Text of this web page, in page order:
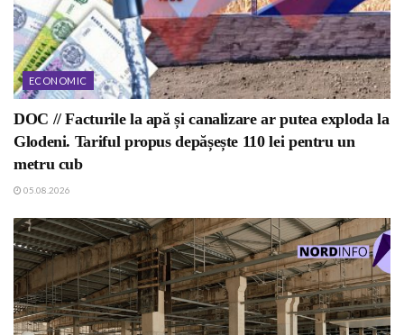
ECONOMIC
DOC // Facturile la apă și canalizare ar putea exploda la
Glodeni. Tariful propus depășește 110 lei pentru un
metru cub
05.08.2026